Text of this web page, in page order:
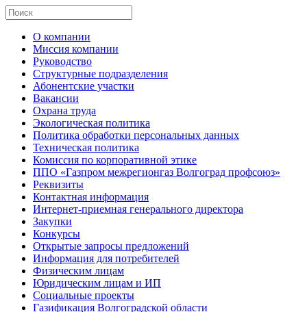
О компании
Миссия компании
Руководство
Структурные подразделения
Абонентские участки
Вакансии
Охрана труда
Экологическая политика
Политика обработки персональных данных
Техническая политика
Комиссия по корпоративной этике
ППО «Газпром межрегионгаз Волгоград профсоюз»
Реквизиты
Контактная информация
Интернет-приемная генерального директора
Закупки
Конкурсы
Открытые запросы предложений
Информация для потребителей
Физическим лицам
Юридическим лицам и ИП
Социальные проекты
Газификация Волгоградской области